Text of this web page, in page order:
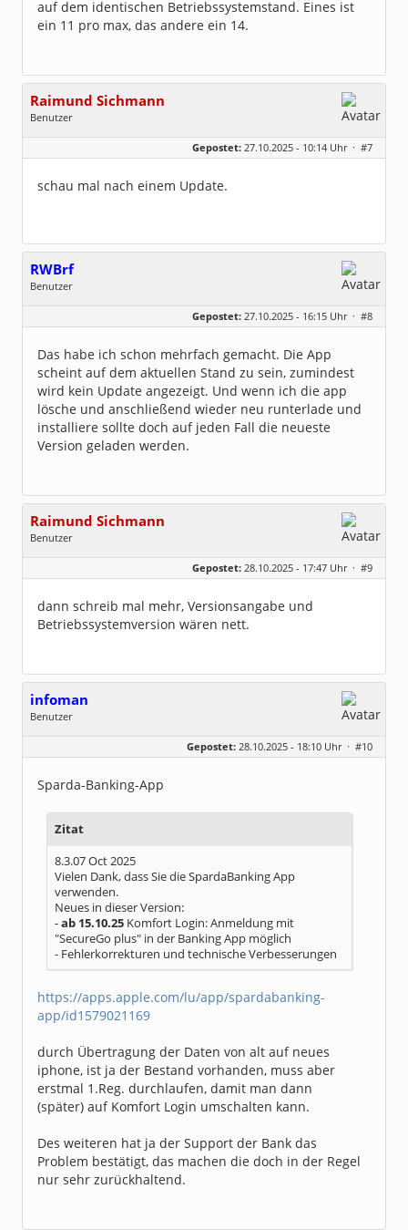
auf dem identischen Betriebssystemstand. Eines ist
ein 11 pro max, das andere ein 14.
Raimund Sichmann
Benutzer
Geschlecht:
keine Angabe
Dabei seit:
08 / 2002
Gepostet: 27.10.2025 - 10:14 Uhr · #7
schau mal nach einem Update.
RWBrf
Benutzer
Dabei seit:
07 / 2023
Gepostet: 27.10.2025 - 16:15 Uhr · #8
Das habe ich schon mehrfach gemacht. Die App
scheint auf dem aktuellen Stand zu sein, zumindest
wird kein Update angezeigt. Und wenn ich die app
lösche und anschließend wieder neu runterlade und
installiere sollte doch auf jeden Fall die neueste
Version geladen werden.
Raimund Sichmann
Benutzer
Geschlecht:
keine Angabe
Dabei seit:
08 / 2002
Gepostet: 28.10.2025 - 17:47 Uhr · #9
dann schreib mal mehr, Versionsangabe und
Betriebssystemversion wären nett.
infoman
Benutzer
Dabei seit:
06 / 2008
Gepostet: 28.10.2025 - 18:10 Uhr · #10
Sparda-Banking-App
Zitat
8.3.07 Oct 2025
Vielen Dank, dass Sie die SpardaBanking App
verwenden.
Neues in dieser Version:
-ab 15.10.25 Komfort Login: Anmeldung mit
"SecureGo plus" in der Banking App möglich
- Fehlerkorrekturen und technische Verbesserungen
https://apps.apple.com/lu/app/spardabanking-
app/id1579021169
durch Übertragung der Daten von alt auf neues
iphone, ist ja der Bestand vorhanden, muss aber
erstmal 1.Reg. durchlaufen, damit man dann
(später) auf Komfort Login umschalten kann.
Des weiteren hat ja der Support der Bank das
Problem bestätigt, das machen die doch in der Regel
nur sehr zurückhaltend.